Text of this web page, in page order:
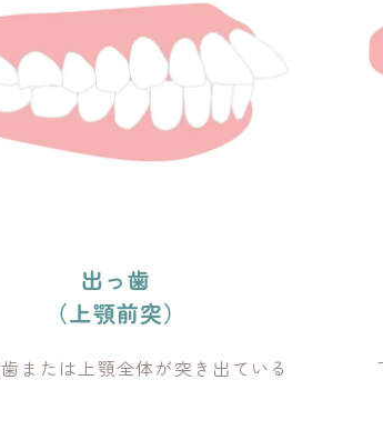
出っ歯
（上顎前突）
歯または上顎全体が突き出ている